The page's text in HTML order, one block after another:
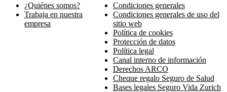
¿Quiénes somos?
Trabaja en nuestra
empresa
Condiciones generales
Condiciones generales de uso del
sitio web
Política de cookies
Protección de datos
Política legal
Canal interno de información
Derechos ARCO
Cheque regalo Seguro de Salud
Bases legales Seguro Vida Zurich